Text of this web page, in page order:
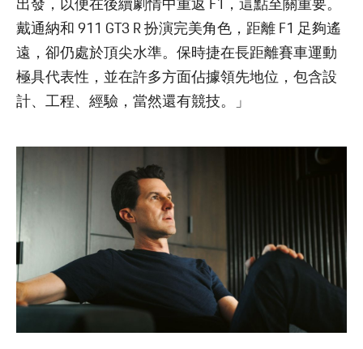
出發，以便在後續劇情中重返 F1，這點至關重要。
戴通納和 911 GT3 R 扮演完美角色，距離 F1 足夠遙
遠，卻仍處於頂尖水準。保時捷在長距離賽車運動
極具代表性，並在許多方面佔據領先地位，包含設
計、工程、經驗，當然還有競技。」